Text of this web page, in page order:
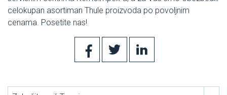
celokupan asortiman Thule proizvoda po povoljnim
cenama. Posetite nas!